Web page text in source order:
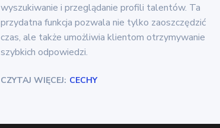
wyszukiwanie i przeglądanie profili talentów. Ta
przydatna funkcja pozwala nie tylko zaoszczędzić
czas, ale także umożliwia klientom otrzymywanie
szybkich odpowiedzi.
CZYTAJ WIĘCEJ: CECHY